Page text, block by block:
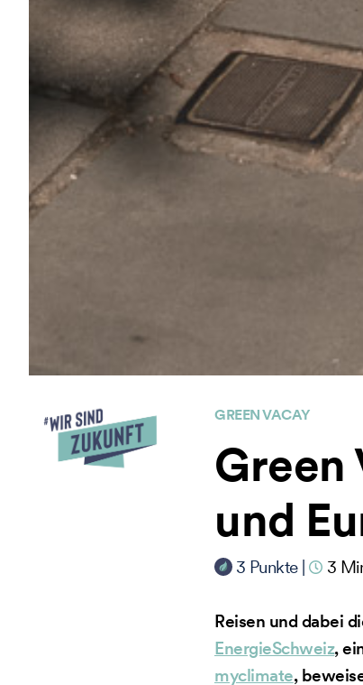
GREEN VACAY
Green
und
3 Punkte | 3
Reisen und dabei
EnergieSchweiz,
myclimate,